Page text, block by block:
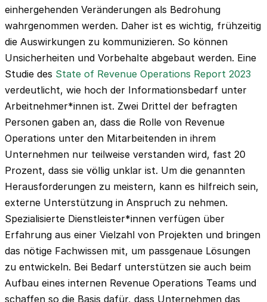
einhergehenden Veränderungen als Bedrohung
wahrgenommen werden. Daher ist es wichtig, frühzeitig
die Auswirkungen zu kommunizieren. So können
Unsicherheiten und Vorbehalte abgebaut werden. Eine
Studie des State of Revenue Operations Report 2023
verdeutlicht, wie hoch der Informationsbedarf unter
Arbeitnehmer*innen ist. Zwei Drittel der befragten
Personen gaben an, dass die Rolle von Revenue
Operations unter den Mitarbeitenden in ihrem
Unternehmen nur teilweise verstanden wird, fast 20
Prozent, dass sie völlig unklar ist. Um die genannten
Herausforderungen zu meistern, kann es hilfreich sein,
externe Unterstützung in Anspruch zu nehmen.
Spezialisierte Dienstleister*innen verfügen über
Erfahrung aus einer Vielzahl von Projekten und bringen
das nötige Fachwissen mit, um passgenaue Lösungen
zu entwickeln. Bei Bedarf unterstützen sie auch beim
Aufbau eines internen Revenue Operations Teams und
schaffen so die Basis dafür, dass Unternehmen das